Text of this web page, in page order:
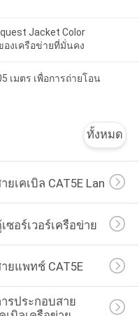
Jacket Color
องเครือข่ายที่มั่นคง
เมตร เพื่อการถ่ายโอน
ทั้งหมด
ยเคเบิล CAT5E Lan
ซอร์เวอร์เครือข่าย
ยแพทช์ CAT5E
รประกอบสาย